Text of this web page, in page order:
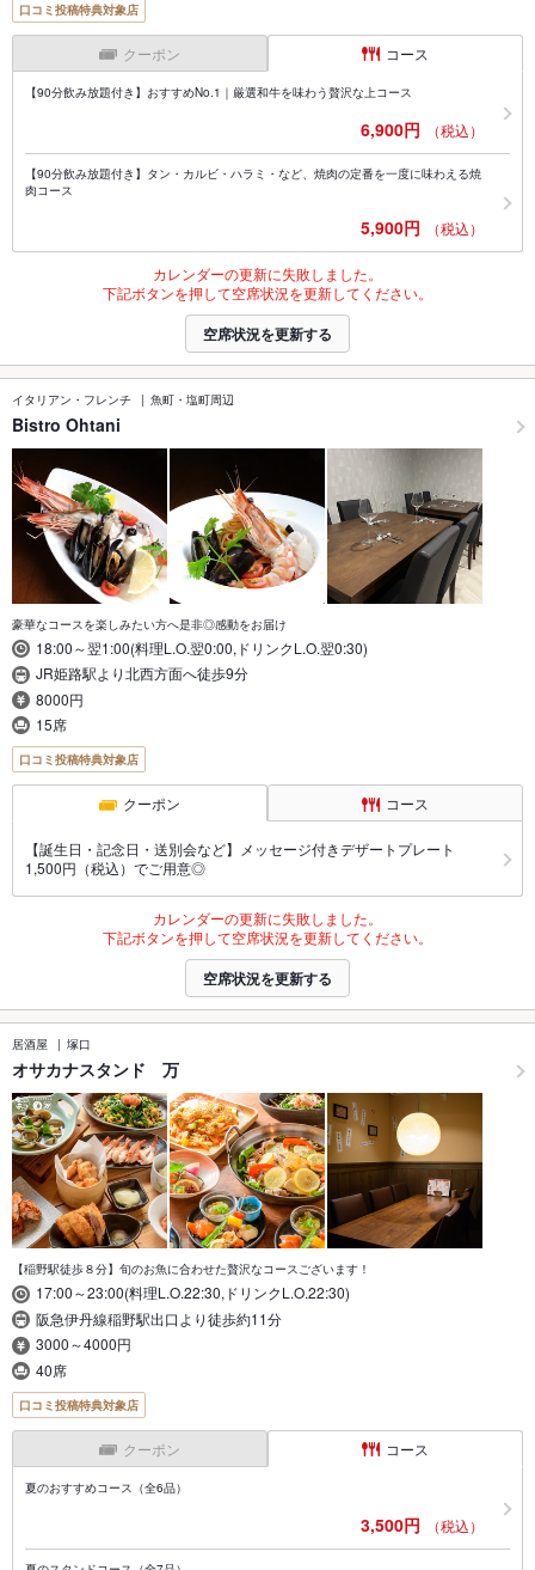
口コミ投稿特典対象店
クーポン コース
【90分飲み放題付き】おすすめNo.1｜厳選和牛を味わう贅沢な上コース
6,900円 （税込）
【90分飲み放題付き】タン・カルビ・ハラミ・など、焼肉の定番を一度に味わえる焼
肉コース
5,900円 （税込）
カレンダーの更新に失敗しました。
下記ボタンを押して空席状況を更新してください。
空席状況を更新する
イタリアン・フレンチ 魚町・塩町周辺
Bistro Ohtani
豪華なコースを楽しみたい方へ是非◎感動をお届け
18:00～翌1:00(料理L.O.翌0:00,ドリンクL.O.翌0:30)
JR姫路駅より北西方面へ徒歩9分
8000円
15席
口コミ投稿特典対象店
クーポン コース
【誕生日・記念日・送別会など】メッセージ付きデザートプレート
1,500円（税込）でご用意◎
カレンダーの更新に失敗しました。
下記ボタンを押して空席状況を更新してください。
空席状況を更新する
居酒屋 塚口
オサカナスタンド 万
【稲野駅徒歩８分】旬のお魚に合わせた贅沢なコースございます！
17:00～23:00(料理L.O.22:30,ドリンクL.O.22:30)
阪急伊丹線稲野駅出口より徒歩約11分
3000～4000円
40席
口コミ投稿特典対象店
クーポン コース
夏のおすすめコース（全6品）
3,500円 （税込）